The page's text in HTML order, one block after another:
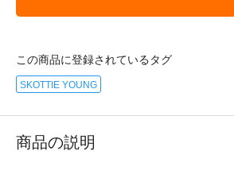
この商品に登録されているタグ
SKOTTIE YOUNG
商品の説明